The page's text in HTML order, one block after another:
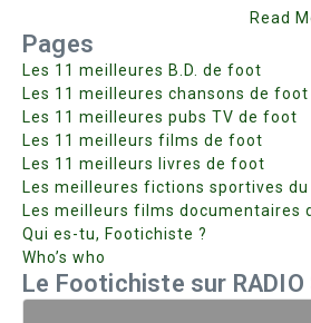
Read
Pages
Les 11 meilleures B.D. de foot
Les 11 meilleures chansons de foot
Les 11 meilleures pubs TV de foot
Les 11 meilleurs films de foot
Les 11 meilleurs livres de foot
Les meilleures fictions sportives du
Les meilleurs films documentaires
Qui es-tu, Footichiste ?
Who’s who
Le Footichiste sur RADIO